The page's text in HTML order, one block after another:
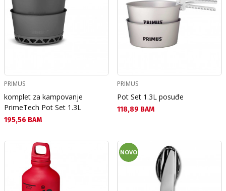
PRIMUS
komplet za kampovanje
PrimeTech Pot Set 1.3L
Текуща цена:
195,56 BAM
PRIMUS
Pot Set 1.3L posuđe
Текуща цена:
118,89 BAM
NOVO